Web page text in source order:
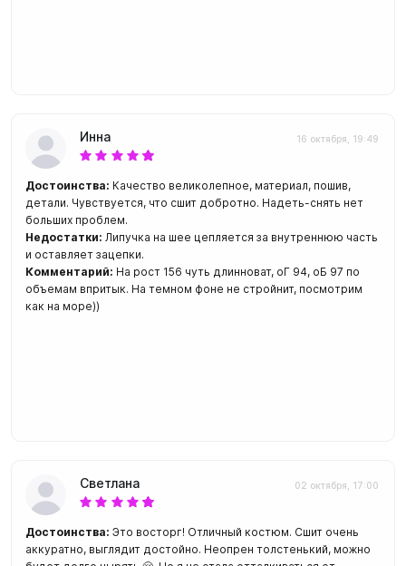
Инна 16 октября, 19:49
Достоинства: Качество великолепное, материал, пошив,
детали. Чувствуется, что сшит добротно. Надеть-снять нет
больших проблем.
Недостатки: Липучка на шее цепляется за внутреннюю часть
и оставляет зацепки.
Комментарий: На рост 156 чуть длинноват, оГ 94, оБ 97 по
объемам впритык. На темном фоне не стройнит, посмотрим
как на море))
Светлана 02 октября, 17:00
Достоинства: Это восторг! Отличный костюм. Сшит очень
аккуратно, выглядит достойно. Неопрен толстенький, можно